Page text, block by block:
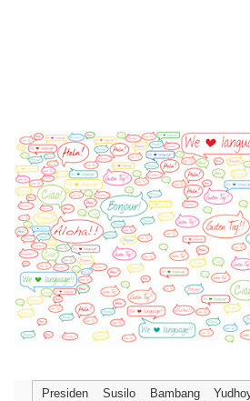
Presiden Susilo Bambang